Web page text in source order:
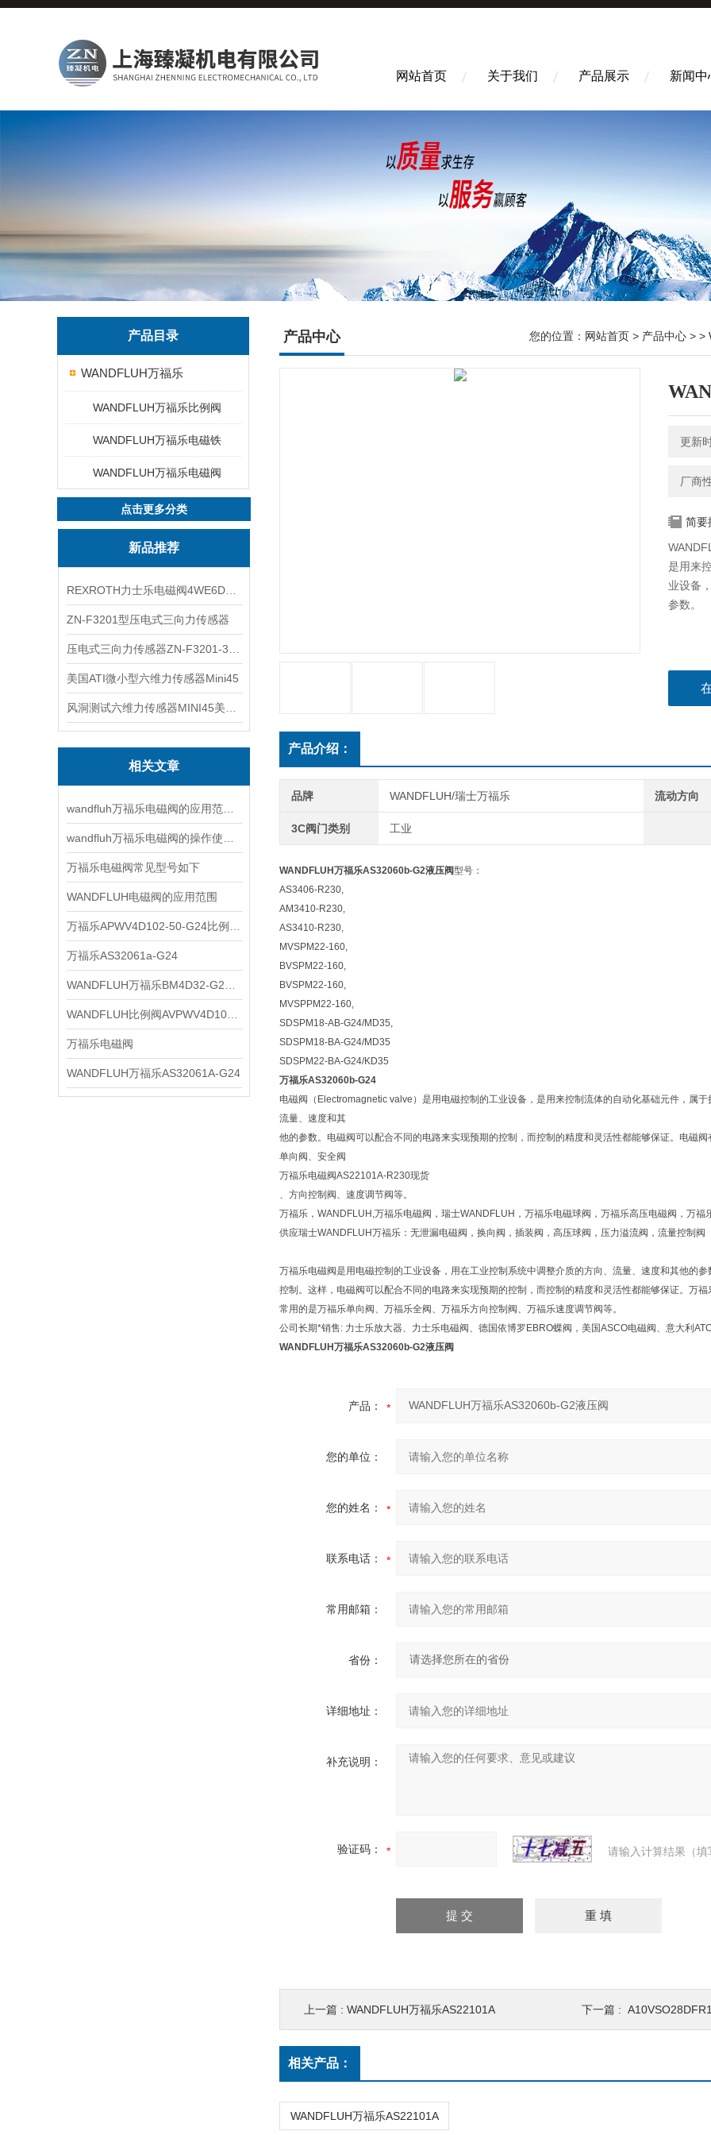
网站首页 关于我们 产品展示 新闻中
产品目录
WANDFLUH万福乐
WANDFLUH万福乐比例阀
WANDFLUH万福乐电磁铁
WANDFLUH万福乐电磁阀
点击更多分类
新品推荐
ZN-F3201型压电式三向力传感器
美国ATI微小型六维力传感器Mini45
相关文章
万福乐电磁阀常见型号如下
WANDFLUH电磁阀的应用范围
万福乐AS32061a-G24
万福乐电磁阀
WANDFLUH万福乐AS32061A-G24
产品中心 您的位置： 网站首页 > 产品中心 > >
更新
厂商
简要
是用来
业设备
参数。
产品介绍：
品牌 WANDFLUH/瑞士万福乐 流动方向
3C阀门类别 工业
WANDFLUH万福乐AS32060b-G2液压阀型号：
AS3406-R230,
AM3410-R230,
AS3410-R230,
MVSPM22-160,
BVSPM22-160,
BVSPM22-160,
MVSPPM22-160,
SDSPM18-AB-G24/MD35,
SDSPM18-BA-G24/MD35
SDSPM22-BA-G24/KD35
万福乐AS32060b-G24
电磁阀（Electromagnetic valve）是用电磁控制的工业设备，是用来控制流体的自动化基础元件，属
流量、速度和其
他的参数。电磁阀可以配合不同的电路来实现预期的控制，而控制的精度和灵活性都能够保证。电磁
单向阀、安全阀
万福乐电磁阀AS22101A-R230现货
、方向控制阀、速度调节阀等。
万福乐，WANDFLUH,万福乐电磁阀，瑞士WANDFLUH，万福乐电磁球阀，万福乐高压电磁阀，万
供应瑞士WANDFLUH万福乐：无泄漏电磁阀，换向阀，插装阀，高压球阀，压力溢流阀，流量控制阀
万福乐电磁阀是用电磁控制的工业设备，用在工业控制系统中调整介质的方向、流量、速度和其他的
控制。这样，电磁阀可以配合不同的电路来实现预期的控制，而控制的精度和灵活性都能够保证。万
常用的是万福乐单向阀、万福乐全阀、万福乐方向控制阀、万福乐速度调节阀等。
公司长期*销售: 力士乐放大器、力士乐电磁阀、德国依博罗EBRO蝶阀，美国ASCO电磁阀、意大利
WANDFLUH万福乐AS32060b-G2液压阀
产品：
您的单位：
您的姓名：
联系电话：
常用邮箱：
省份：
详细地址：
补充说明：
验证码： 请输入计算结果（
上一篇 : WANDFLUH万福乐AS22101A 下一篇 : A10VSO28DFR1/
相关产品：
WANDFLUH万福乐AS22101A